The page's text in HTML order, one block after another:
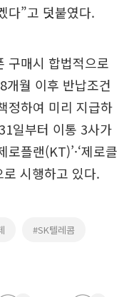
다”고 덧붙였다.
구매시 합법적으로
개월 이후 반납조건
정하여 미리 지급하
일부터 이통 3사가
로플랜(KT)’·‘제로클
로 시행하고 있다.
#SK텔레콤